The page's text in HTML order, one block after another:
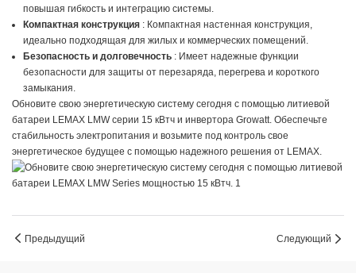
повышая гибкость и интеграцию системы.
Компактная конструкция : Компактная настенная конструкция,
идеально подходящая для жилых и коммерческих помещений.
Безопасность и долговечность : Имеет надежные функции
безопасности для защиты от перезаряда, перегрева и короткого
замыкания.
Обновите свою энергетическую систему сегодня с помощью литиевой
батареи LEMAX LMW серии 15 кВтч и инвертора Growatt. Обеспечьте
стабильность электропитания и возьмите под контроль свое
энергетическое будущее с помощью надежного решения от LEMAX.
Предыдущий Следующий